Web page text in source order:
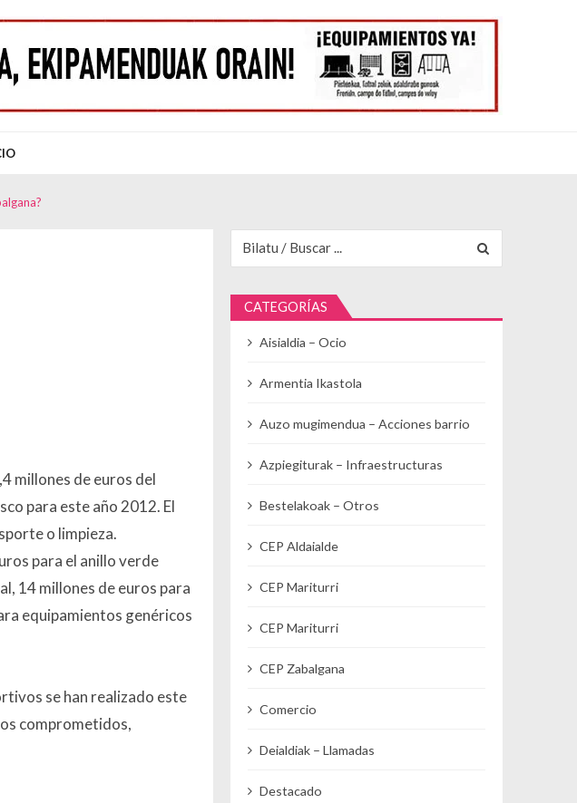
millones de euros del
para este año 2012. El
o limpieza.
para el anillo verde
14 millones de euros para
equipamientos genéricos
se han realizado este
comprometidos,
CATEGORÍAS
Aisialdia – Ocio
Armentia Ikastola
Auzo mugimendua – Acciones barrio
Azpiegiturak – Infraestructuras
Bestelakoak – Otros
CEP Aldaialde
CEP Mariturri
CEP Mariturri
CEP Zabalgana
Comercio
Deialdiak – Llamadas
Destacado